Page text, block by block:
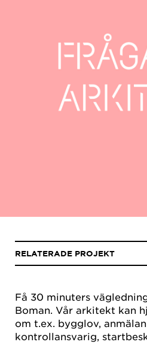
Få 30 minuters
Boman. Vår arkitekt kan
om t.ex. bygglov,
kontrollansvarig,
RELATERADE PROJEKT